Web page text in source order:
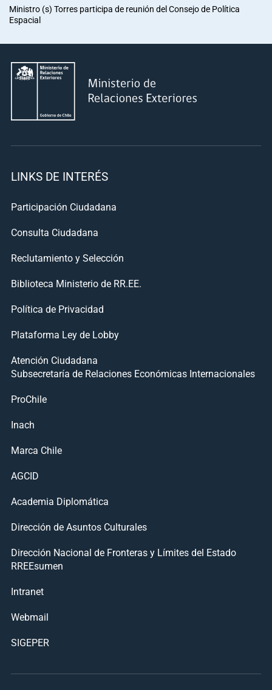
Ministro (s) Torres participa de reunión del Consejo de Política
Espacial
LINKS DE INTERÉS
Participación Ciudadana
Consulta Ciudadana
Reclutamiento y Selección
Biblioteca Ministerio de RR.EE.
Política de Privacidad
Plataforma Ley de Lobby
Atención Ciudadana
Subsecretaría de Relaciones Económicas Internacionales
ProChile
Inach
Marca Chile
AGCID
Academia Diplomática
Dirección de Asuntos Culturales
Dirección Nacional de Fronteras y Límites del Estado
RREEsumen
Intranet
Webmail
SIGEPER